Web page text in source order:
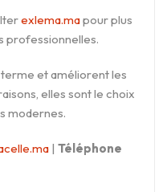
exlema.mapour plus
professionnelles.
et améliorent les
elles sont le choix
modernes.
| Téléphone